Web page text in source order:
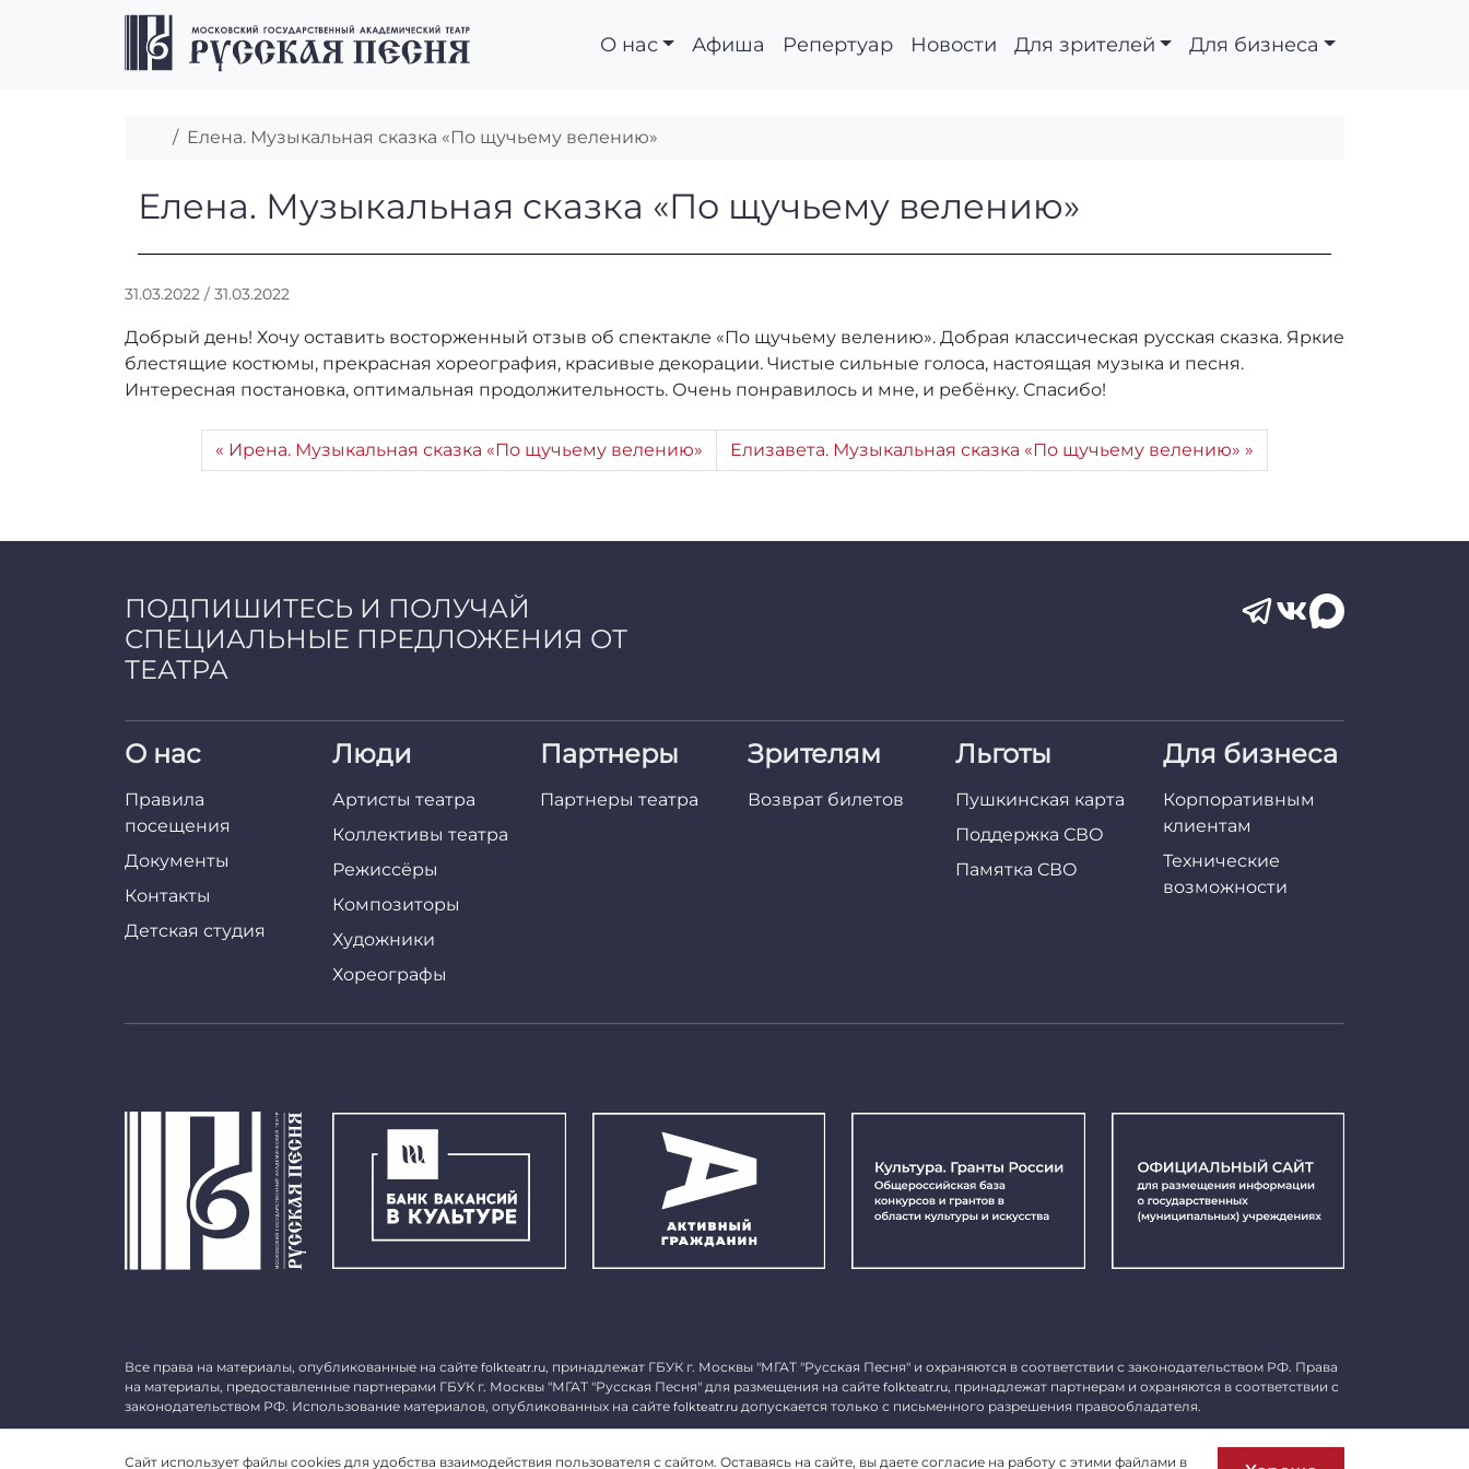
Перейти к содержимому
Перейти к футеру
О нас Афиша Репертуар Новости Для зрителей Для бизнеса
Главная
Елена. Музыкальная сказка «По щучьему велению»
Елена. Музыкальная сказка «По щучьему велению»
Елена. Музыкальная сказка «По щучьему велению»
31.03.2022 / 31.03.2022
т
о
р
r
r
_
m
Добрый день! Хочу оставить восторженный отзыв об спектакле «По щучьему велению». Добрая классическая русская сказка. Яркие
блестящие костюмы, прекрасная хореография, красивые декорации. Чистые сильные голоса, настоящая музыка и песня.
Интересная постановка, оптимальная продолжительность. Очень понравилось и мне, и ребёнку. Спасибо!
Ирена. Музыкальная сказка «По щучьему велению» Елизавета. Музыкальная сказка «По щучьему велению»
ПОДПИШИТЕСЬ И ПОЛУЧАЙ
СПЕЦИАЛЬНЫЕ ПРЕДЛОЖЕНИЯ ОТ
ТЕАТРА
О нас
Правила
посещения
Документы
Контакты
Детская студия
Люди
Артисты театра
Коллективы театра
Режиссёры
Композиторы
Художники
Хореографы
Партнеры
Партнеры театра
Зрителям
Возврат билетов
Льготы
Пушкинская карта
Поддержка СВО
Памятка СВО
Для бизнеса
Корпоративным
клиентам
Технические
возможности
Все права на материалы, опубликованные на сайте folkteatr.ru, принадлежат ГБУК г. Москвы "МГАТ "Русская Песня" и охраняются в соответствии с законодательством РФ. Права
на материалы, предоставленные партнерами ГБУК г. Москвы "МГАТ "Русская Песня" для размещения на сайте folkteatr.ru, принадлежат партнерам и охраняются в соответствии с
законодательством РФ. Использование материалов, опубликованных на сайте folkteatr.ru допускается только с письменного разрешения правообладателя.
Пользовательское соглашение
Сайт использует файлы cookies для удобства взаимодействия пользователя с сайтом. Оставаясь на сайте, вы даете согласие на работу с этими файлами в